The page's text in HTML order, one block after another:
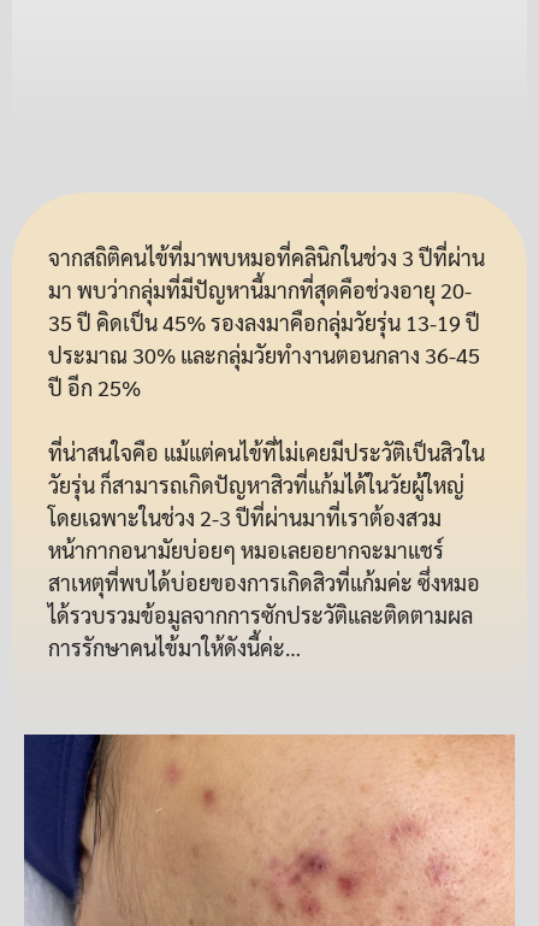
จากสถิติคนไข้ที่มาพบหมอที่คลินิกในช่วง 3 ปีที่ผ่าน
มา พบว่ากลุ่มที่มีปัญหานี้มากที่สุดคือช่วงอายุ 20-
35 ปี คิดเป็น 45% รองลงมาคือกลุ่มวัยรุ่น 13-19 ปี
ประมาณ 30% และกลุ่มวัยทำงานตอนกลาง 36-45
ปี อีก 25%
ที่น่าสนใจคือ แม้แต่คนไข้ที่ไม่เคยมีประวัติเป็นสิวใน
วัยรุ่น ก็สามารถเกิดปัญหาสิวที่แก้มได้ในวัยผู้ใหญ่
โดยเฉพาะในช่วง 2-3 ปีที่ผ่านมาที่เราต้องสวม
หน้ากากอนามัยบ่อยๆ หมอเลยอยากจะมาแชร์
สาเหตุที่พบได้บ่อยของการเกิดสิวที่แก้มค่ะ ซึ่งหมอ
ได้รวบรวมข้อมูลจากการซักประวัติและติดตามผล
การรักษาคนไข้มาให้ดังนี้ค่ะ…